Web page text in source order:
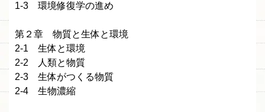
1-3 環境修復学の進め
第２章 物質と生体と環境
2-1 生体と環境
2-2 人類と物質
2-3 生体がつくる物質
2-4 生物濃縮